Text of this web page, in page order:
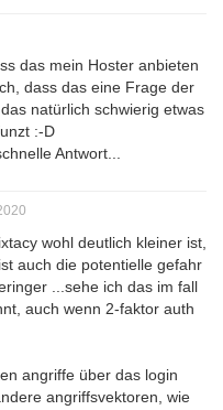
das mein Hoster anbieten
dass das eine Frage der
natürlich schwierig etwas
:-D
Antwort...
wohl deutlich kleiner ist,
auch die potentielle gefahr
...sehe ich das im fall
auch wenn 2-faktor auth
angriffe über das login
angriffsvektoren, wie